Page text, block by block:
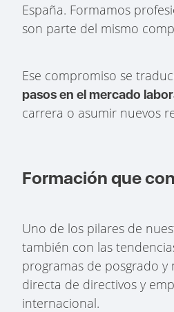
España. Formamos
son parte del mismo
Ese compromiso se
pasos en el mercado
carrera o asumir nuevos
Formación que
Uno de los pilares de
también con las
programas de posgrado
directa de directivos y
internacional.